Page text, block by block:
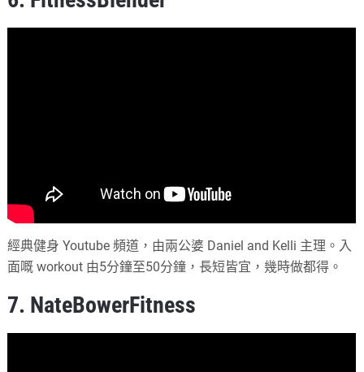
經典健身 Youtube 頻道，由兩公婆 Daniel and Kelli 主理。入
面嘅 workout 由5分鐘至50分鐘，長短皆宜，幾時做都得。
7. NateBowerFitness